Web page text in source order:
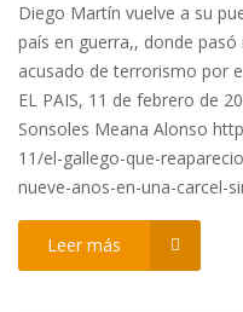
Diego Martín vuelve a su
país en guerra,, donde
acusado de terrorismo por
EL PAIS, 11 de febrero de
Sonsoles Meana Alonso
11/el-gallego-que-
nueve-anos-en-una-carcel-
Leer más